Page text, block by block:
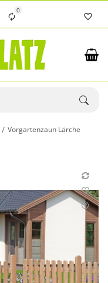
0
Vorgartenzaun Lärche